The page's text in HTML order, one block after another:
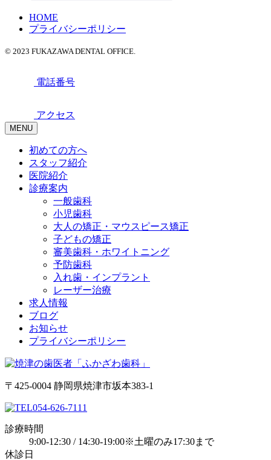
HOME
プライバシーポリシー
© 2023 FUKAZAWA DENTAL OFFICE.
電話番号
アクセス
MENU
初めての方へ
スタッフ紹介
医院紹介
診療案内
一般歯科
小児歯科
大人の矯正・マウスピース矯正
子どもの矯正
審美歯科・ホワイトニング
予防歯科
入れ歯・インプラント
レーザー治療
求人情報
ブログ
お知らせ
プライバシーポリシー
〒425-0004 静岡県焼津市坂本383-1
054-626-7111
診療時間
9:00-12:30 / 14:30-19:00※土曜のみ17:30まで
休診日